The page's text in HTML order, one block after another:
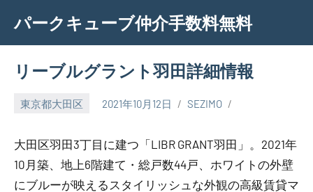
content
パークキューブ仲介手数料無料
リーブルグラント羽田詳細情報
東京都大田区 2021年10月12日 SEZIMO
大田区羽田3丁目に建つ「LIBR GRANT羽田」。2021年
10月築、地上6階建て・総戸数44戸、ホワイトの外壁
にブルーが映えるスタイリッシュな外観の高級賃貸マ